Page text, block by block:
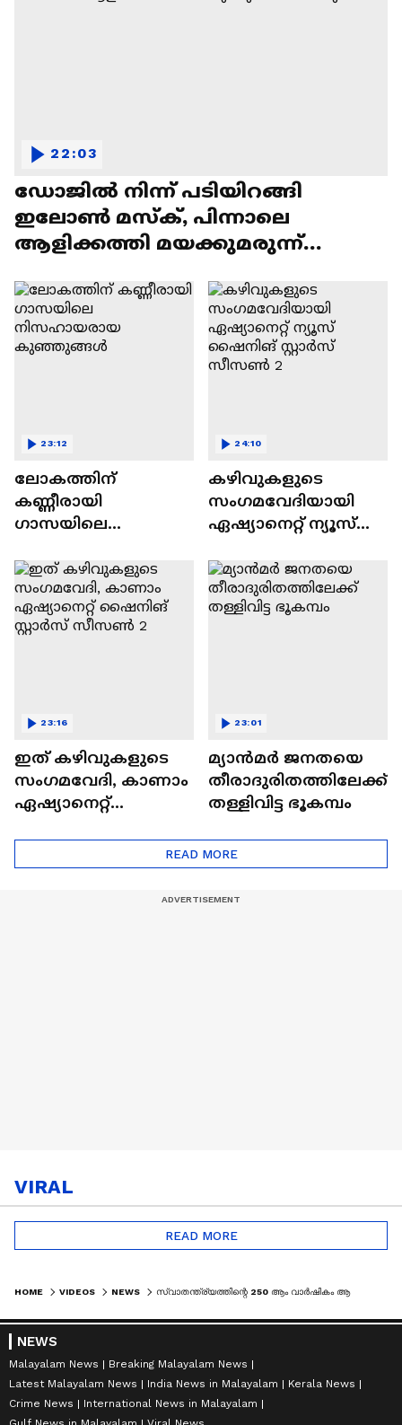
ഡോജിൽ നിന്ന് പടിയിറങ്ങി
ഇലോൺ മസ്ക്, പിന്നാലെ
ആളിക്കത്തി മയക്കുമരുന്ന്
22:03
ലോകത്തിന്
കണ്ണീരായി
ഗാസയിലെ
കുഞ്ഞുങ്ങൾ
23:12
കഴിവുകളുടെ
സംഗമവേദിയായി
ഏഷ്യാനെറ്റ് ന്യൂസ്
സീസൺ 2
24:10
ഇത് കഴിവുകളുടെ
സംഗമവേദി, കാണാം
ഏഷ്യാനെറ്റ്
23:16
മ്യാൻമർ ജനതയെ
തീരാദുരിതത്തിലേക്ക്
തള്ളിവിട്ട ഭൂകമ്പം
23:01
READ MORE
VIRAL
READ MORE
HOME VIDEOS NEWS സ്വാതന്ത്ര്യത്തിന്റെ 250 ആം വാർഷികം ആഘോഷമാക്കി അമേരിക്ക | AMERICA INDEPENDENCE DAY 2026
NEWS
Malayalam News
Breaking Malayalam News
Latest Malayalam News
India News in Malayalam
Kerala News
Crime News
International News in Malayalam